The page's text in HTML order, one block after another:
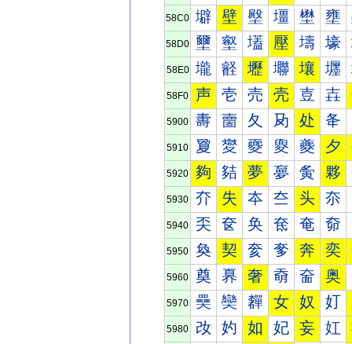
58C0 壀 壁 壂 壃 壄 壅
58D0 壐 壑 壒 壓 壔 壕
58E0 壠 壡 壢 壣 壤 壥
58F0 声 壱 売 壳 壴 壵
5900 夀 夁 夂 夃 处 夅
5910 夐 夑 夒 夓 夔 夕
5920 夠 夡 夢 夣 夤 夥
5930 夰 失 夲 夳 头 夵
5940 奀 奁 奂 奃 奄 奅
5950 奐 契 奒 奓 奔 奕
5960 奠 奡 奢 奣 奤 奥
5970 奰 奱 奲 女 奴 奵
5980 妀 妁 如 妃 妄 妅